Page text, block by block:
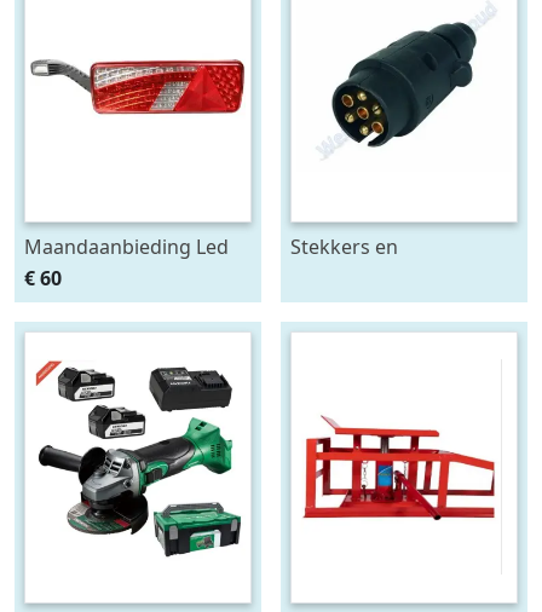
Maandaanbieding Led
achterlicht 12-24V links
m. breedtelamp
€ 60
Stekkers en